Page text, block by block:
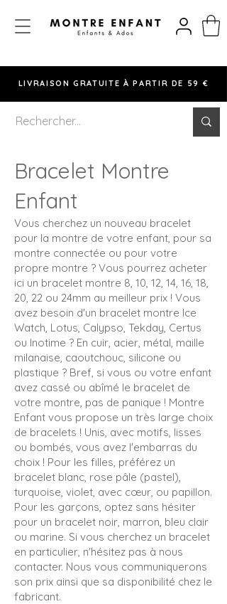
LIVRAISON GRATUITE À PARTIR DE 59 €
Bracelet Montre
Enfant
Vous cherchez un nouveau bracelet
pour la montre de votre enfant, pour sa
montre connectée ou pour votre
propre montre ? Vous pourrez acheter
ici un bracelet montre 8, 10, 12, 14, 16, 18,
20, 22 ou 24mm au meilleur prix ! Vous
avez besoin d'un bracelet montre Ice
Watch, Lotus, Calypso, Tekday, Certus
ou Inotime ? En cuir, acier, métal, maille
milanaise, caoutchouc, silicone ou
plastique ? Bref, si vous ou votre enfant
avez cassé ou abîmé le bracelet de
votre montre, pas de panique ! Montre
Enfant vous propose un très large choix
de bracelets ! Unis, avec motifs, lisses
ou bombés, vous avez l'embarras du
choix ! Pour les filles, préférez un
bracelet blanc, rose pâle (pastel),
turquoise, violet, avec cœur, ou papillon.
Pour les garçons, optez sans hésiter
pour un bracelet noir, marron, bleu clair
ou marine. Si vous cherchez un bracelet
en particulier, n'hésitez pas à nous
contacter. Nous vous communiquerons
son prix ainsi que sa disponibilité chez le
fabricant.